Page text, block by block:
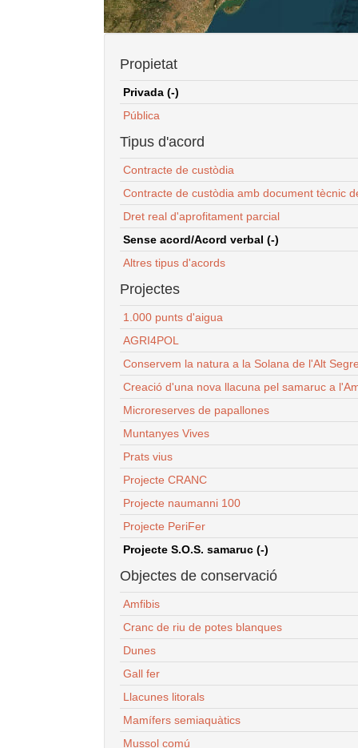
Propietat
Privada (-)
Pública
Tipus d'acord
Contracte de custòdia
Contracte de custòdia amb document tècnic
Dret real d'aprofitament parcial
Sense acord/Acord verbal (-)
Altres tipus d'acords
Projectes
1.000 punts d'aigua
AGRI4POL
Conservem la natura a la Solana de l'Alt
Creació d'una nova llacuna pel samaruc a
Microreserves de papallones
Muntanyes Vives
Prats vius
Projecte CRANC
Projecte naumanni 100
Projecte PeriFer
Projecte S.O.S. samaruc (-)
Objectes de conservació
Amfibis
Cranc de riu de potes blanques
Dunes
Gall fer
Llacunes litorals
Mamífers semiaquàtics
Mussol comú